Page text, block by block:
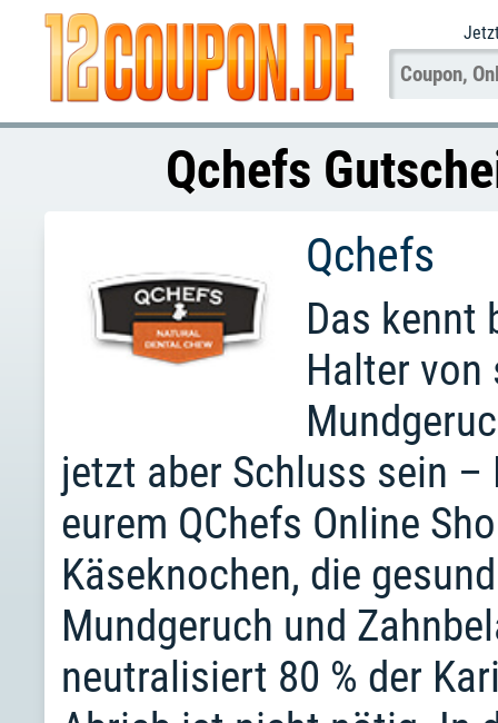
Qchefs
Qchefs
Das kennt
Halter von
jetzt aber Schluss sein –
eurem QChefs Online
Käseknochen, die
Mundgeruch und
neutralisiert 80 % der